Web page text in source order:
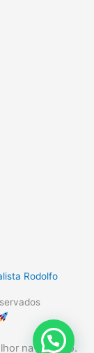
Rodolfo
navegação.